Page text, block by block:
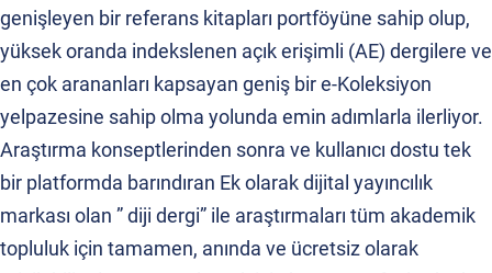
genişleyen bir referans kitapları portföyüne sahip olup,
yüksek oranda indekslenen açık erişimli (AE) dergilere ve
en çok arananları kapsayan geniş bir e-Koleksiyon
yelpazesine sahip olma yolunda emin adımlarla ilerliyor.
Araştırma konseptlerinden sonra ve kullanıcı dostu tek
bir platformda barındıran Ek olarak dijital yayıncılık
markası olan ” diji dergi” ile araştırmaları tüm akademik
topluluk için tamamen, anında ve ücretsiz olarak